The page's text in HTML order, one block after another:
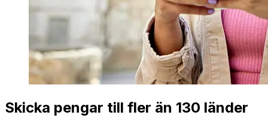
Skicka pengar till fler än 130 länder